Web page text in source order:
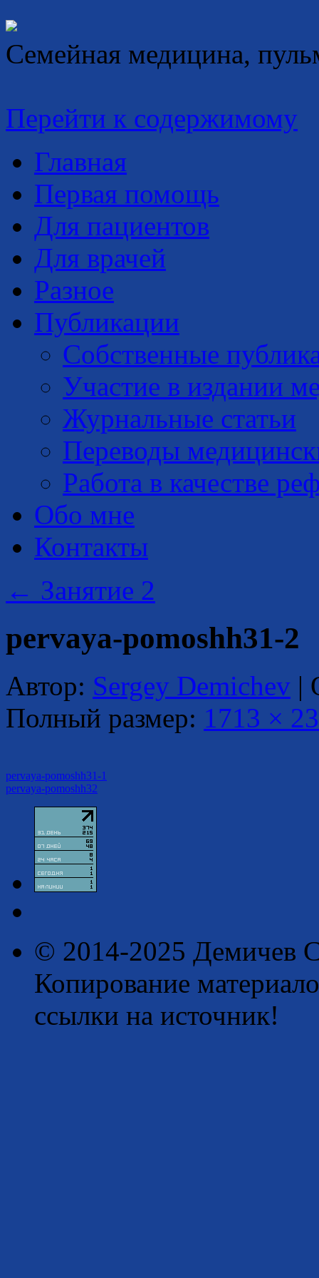
Семейная медицина,
Перейти к содержимому
Главная
Первая помощь
Для пациентов
Для врачей
Разное
Публикации
Собственные
Участие в издании
Журнальные статьи
Переводы
Работа в качестве
Обо мне
Контакты
← Занятие 2
pervaya-pomoshh31-2
Автор: Sergey Demichev |
Полный размер: 1713 ×
pervaya-pomoshh31-1
pervaya-pomoshh32
© 2014-2025 Демичев
Копирование
ссылки на источник!